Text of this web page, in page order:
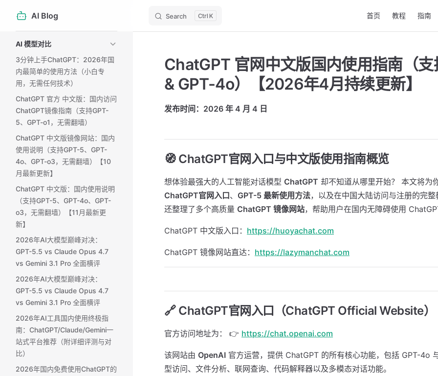
Skip to content
AI Blog Search K 首页 教程 指南
AI 模型对比
3分钟上手ChatGPT：2026年国
内最简单的使用方法（小白专
用，无需任何技术）
ChatGPT 官方 中文版：国内访问
ChatGPT镜像指南（支持GPT-
5、GPT-o1，无需翻墙）
ChatGPT 中文版镜像网站：国内
使用说明（支持GPT-5、GPT-
4o、GPT-o3，无需翻墙）【10
月最新更新】
ChatGPT 中文版：国内使用说明
（支持GPT-5、GPT-4o、GPT-
o3，无需翻墙）【11月最新更
新】
2026年AI大模型巅峰对决：
GPT-5.5 vs Claude Opus 4.7
vs Gemini 3.1 Pro 全面横评
2026年AI大模型巅峰对决：
GPT-5.5 vs Claude Opus 4.7
vs Gemini 3.1 Pro 全面横评
2026年AI工具国内使用终极指
南：ChatGPT/Claude/Gemini一
站式平台推荐（附详细评测与对
比）
2026年国内免费使用ChatGPT的
ChatGPT 官网中文版国内使用指南（
& GPT-4o）【2026年4月持续更新】
发布时间：2026 年 4 月 4 日
🧭 ChatGPT官网入口与中文版使用指南概览
想体验最强大的人工智能对话模型 ChatGPT 却不知道从哪里开始？ 本文将为
ChatGPT官网入口、 GPT-5 最新使用方法，以及在中国大陆访问与注册的完
还整理了多个高质量 ChatGPT 镜像网站，帮助用户在国内无障碍使用
ChatGPT 中文版入口： https://huoyachat.com
ChatGPT 镜像网站直达： https://lazymanchat.com
🔗 ChatGPT官网入口（ChatGPT Official Website）
官方访问地址为： 👉 https://chat.openai.com
该网站由 OpenAI 官方运营，提供 ChatGPT 的所有核心功能，包括 GPT-4o
型访问、文件分析、联网查询、代码解释器以及多模态对话功能。